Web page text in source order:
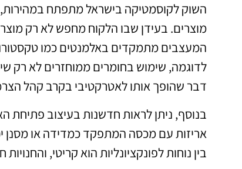
השוק לקוסמטיקה בישראל מתפתח
מוצרים. בעידן שבו הלקוח מחפש לא רק מוצר
המעצבים מתמקדים באלמנטים כמו טקסטורות,
לדוגמה, שימוש בחומרים ממוחזרים לא רק
דבר שהופך אותו לאטרקטיבי בקרב קהל
בנוסף, ניתן לראות חדשנות בעיצוב פתיחת
אריזות עם מכסה המתפקד כמדידה או מסנן
בין נוחות לפונקציונליות הוא קריטי,